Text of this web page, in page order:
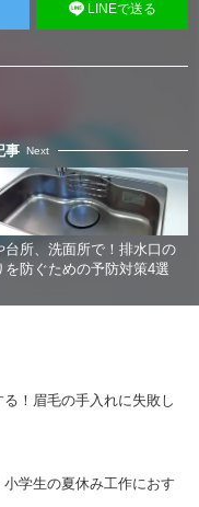
LINEで送る
事 Next
台所、洗面所で！排水口の
を防ぐための予防対策4選
！眉毛の手入れに失敗し
学生の夏休み工作におす